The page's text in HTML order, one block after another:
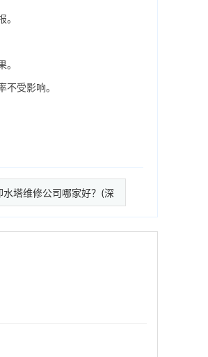
受影响。
水塔维修公司哪家好？(深